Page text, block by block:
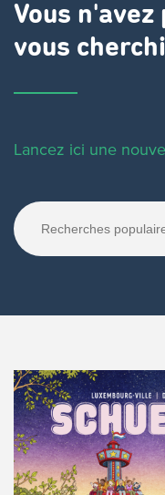
Vous n'avez
vous
Lancez ici une